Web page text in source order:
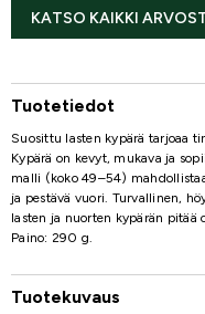
KATSO KAIKKI
Tuotetiedot
Suosittu lasten kypärä tarjoaa
Kypärä on kevyt, mukava ja
malli (koko 49–54)
ja pestävä vuori. Turvallinen,
lasten ja nuorten kypärän
Paino: 290 g.
Tuotekuvaus